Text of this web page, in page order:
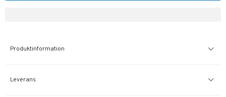
Produktinformation
Leverans